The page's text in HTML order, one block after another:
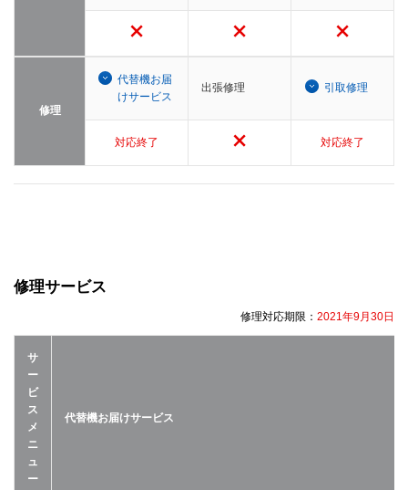
修理
代替機お届
けサービス
出張修理 引取修理
対応終了 対応終了
修理サービス
修理対応期限： 2021年9月30日
サ
ー
ビ
ス
メ
ニ
ュ
ー
代替機お届けサービス